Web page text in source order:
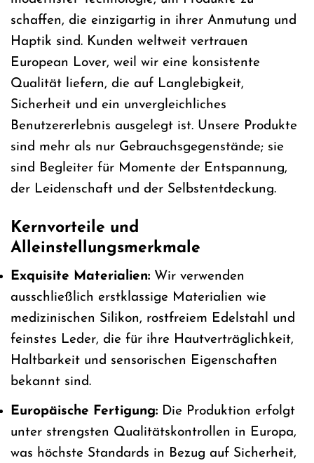
schaffen, die einzigartig in ihrer Anmutung und
Haptik sind. Kunden weltweit vertrauen
European Lover, weil wir eine konsistente
Qualität liefern, die auf Langlebigkeit,
Sicherheit und ein unvergleichliches
Benutzererlebnis ausgelegt ist. Unsere Produkte
sind mehr als nur Gebrauchsgegenstände; sie
sind Begleiter für Momente der Entspannung,
der Leidenschaft und der Selbstentdeckung.
Kernvorteile und
Alleinstellungsmerkmale
Exquisite Materialien: Wir verwenden
ausschließlich erstklassige Materialien wie
medizinischen Silikon, rostfreiem Edelstahl und
feinstes Leder, die für ihre Hautverträglichkeit,
Haltbarkeit und sensorischen Eigenschaften
bekannt sind.
Europäische Fertigung: Die Produktion erfolgt
unter strengsten Qualitätskontrollen in Europa,
was höchste Standards in Bezug auf Sicherheit,